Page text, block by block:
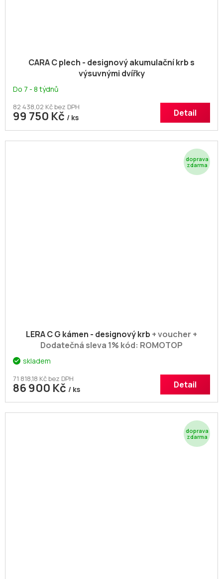
CARA C plech - designový akumulační krb s
výsuvnými dvířky
Do 7 - 8 týdnů
82 438,02 Kč bez DPH
99 750 Kč / ks Detail
Z
LERA C G kámen - designový krb + voucher +
Dodatečná sleva 1% kód: ROMOTOP
skladem
71 818,18 Kč bez DPH
86 900 Kč / ks Detail
Z